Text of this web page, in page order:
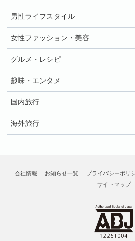
男性ライフスタイル
女性ファッション・美容
グルメ・レシピ
趣味・エンタメ
国内旅行
海外旅行
会社情報 お知らせ一覧 プライバシーポリ
サイトマップ